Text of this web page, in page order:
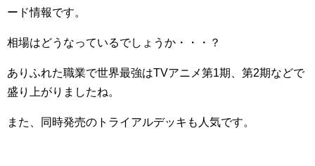
ード情報です。
相場はどうなっているでしょうか・・・？
ありふれた職業で世界最強はTVアニメ第1期、第2期などで
盛り上がりましたね。
また、同時発売のトライアルデッキも人気です。